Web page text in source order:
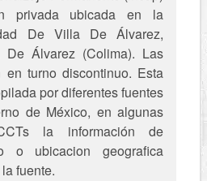
privada ubicada en la
De Villa De Álvarez,
Álvarez (Colima). Las
turno discontinuo. Esta
por diferentes fuentes
de México, en algunas
la información de
o ubicacion geografica
fuente.